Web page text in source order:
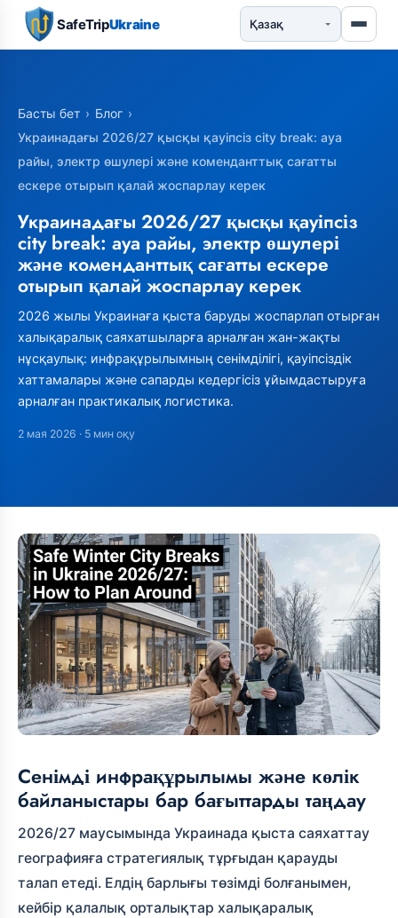
SafeTripUkraine
Басты бет › Блог ›
Украинадағы 2026/27 қысқы қауіпсіз city break: ауа
райы, электр өшулері және коменданттық сағатты
ескере отырып қалай жоспарлау керек
Украинадағы 2026/27 қысқы қауіпсіз
city break: ауа райы, электр өшулері
және коменданттық сағатты ескере
отырып қалай жоспарлау керек
2026 жылы Украинаға қыста баруды жоспарлап отырған
халықаралық саяхатшыларға арналған жан-жақты
нұсқаулық: инфрақұрылымның сенімділігі, қауіпсіздік
хаттамалары және сапарды кедергісіз ұйымдастыруға
арналған практикалық логистика.
2 мая 2026 · 5 мин оқу
Сенімді инфрақұрылымы және көлік
байланыстары бар бағыттарды таңдау
2026/27 маусымында Украинада қыста саяхаттау
географияға стратегиялық тұрғыдан қарауды
талап етеді. Елдің барлығы төзімді болғанымен,
кейбір қалалық орталықтар халықаралық